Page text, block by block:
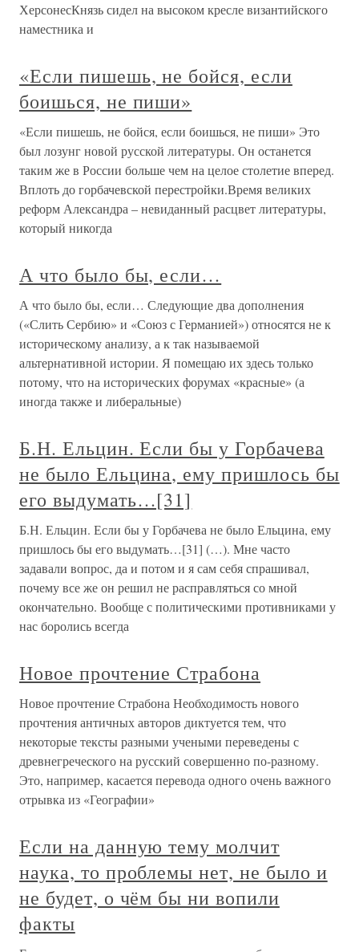
ХерсонесКнязь сидел на высоком кресле византийского
наместника и
«Если пишешь, не бойся, если
боишься, не пиши»
«Если пишешь, не бойся, если боишься, не пиши» Это
был лозунг новой русской литературы. Он останется
таким же в России больше чем на целое столетие вперед.
Вплоть до горбачевской перестройки.Время великих
реформ Александра – невиданный расцвет литературы,
который никогда
А что было бы, если…
А что было бы, если… Следующие два дополнения
(«Слить Сербию» и «Союз с Германией») относятся не к
историческому анализу, а к так называемой
альтернативной истории. Я помещаю их здесь только
потому, что на исторических форумах «красные» (а
иногда также и либеральные)
Б.Н. Ельцин. Если бы у Горбачева
не было Ельцина, ему пришлось бы
его выдумать…[31]
Б.Н. Ельцин. Если бы у Горбачева не было Ельцина, ему
пришлось бы его выдумать…[31] (…). Мне часто
задавали вопрос, да и потом и я сам себя спрашивал,
почему все же он решил не расправляться со мной
окончательно. Вообще с политическими противниками у
нас боролись всегда
Новое прочтение Страбона
Новое прочтение Страбона Необходимость нового
прочтения античных авторов диктуется тем, что
некоторые тексты разными учеными переведены с
древнегреческого на русский совершенно по-разному.
Это, например, касается перевода одного очень важного
отрывка из «Географии»
Если на данную тему молчит
наука, то проблемы нет, не было и
не будет, о чём бы ни вопили
факты